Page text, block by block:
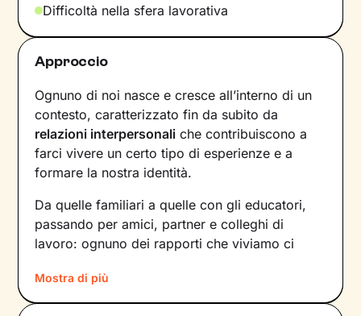
Difficoltà nella sfera lavorativa
Approccio
Ognuno di noi nasce e cresce all’interno di un
contesto, caratterizzato fin da subito da
relazioni interpersonali che contribuiscono a
farci vivere un certo tipo di esperienze e a
formare la nostra identità.
Da quelle familiari a quelle con gli educatori,
passando per amici, partner e colleghi di
lavoro: ognuno dei rapporti che viviamo ci
dinamiche che abbiamo sperimentato fino a
quel momento. Anche leemozioniche
Mostra di più